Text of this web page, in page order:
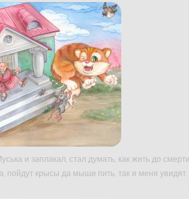
и заплакал, стал думать, как жить до
пойдут крысы да мыши пить, так и меня